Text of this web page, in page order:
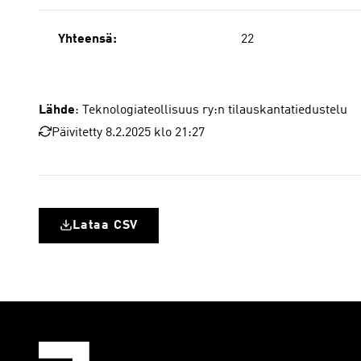
Yhteensä: 22
Lähde: Teknologiateollisuus ry:n tilauskantatiedustelu
Päivitetty 8.2.2025 klo 21:27
Lataa CSV